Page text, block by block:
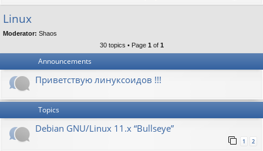
s
Linux
Moderator: Shaos
30 topics • Page 1 of 1
Announcements
Приветствую линуксоидов !!!
Topics
Debian GNU/Linux 11.x “Bullseye”
1 2